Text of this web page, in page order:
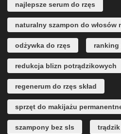
najlepsze serum do rzęs
naturalny szampon do włosów
odżywka do rzęs ranking
redukcja blizn potrądzikowych
regenerum do rzęs skład
sprzęt do makijażu
szampony bez sls